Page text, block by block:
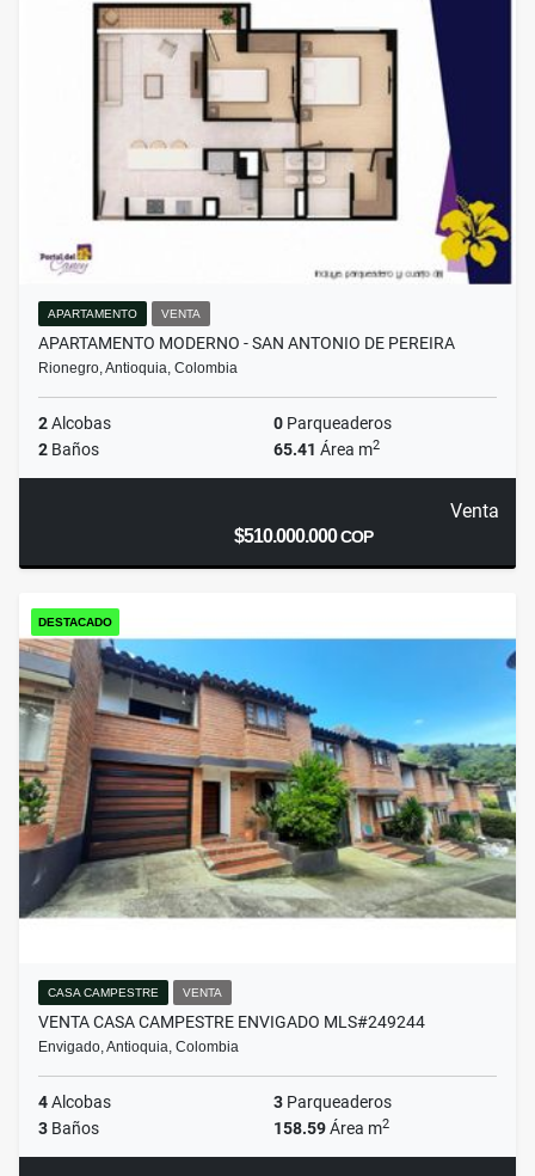
APARTAMENTO VENTA
APARTAMENTO MODERNO - SAN ANTONIO DE PEREIRA
Rionegro, Antioquia, Colombia
2Alcobas 0 Parqueaderos
2 Baños 65.41 Área m2
Venta
$510.000.000COP
DESTACADO
CASA CAMPESTRE VENTA
VENTA CASA CAMPESTRE ENVIGADO MLS#249244
Envigado, Antioquia, Colombia
4Alcobas 3 Parqueaderos
3 Baños 158.59Área m2